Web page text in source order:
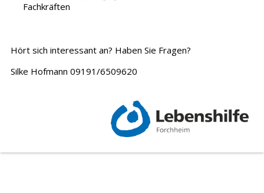
Fachkräften
Hört sich interessant an? Haben Sie Fragen?
Silke Hofmann 09191/6509620